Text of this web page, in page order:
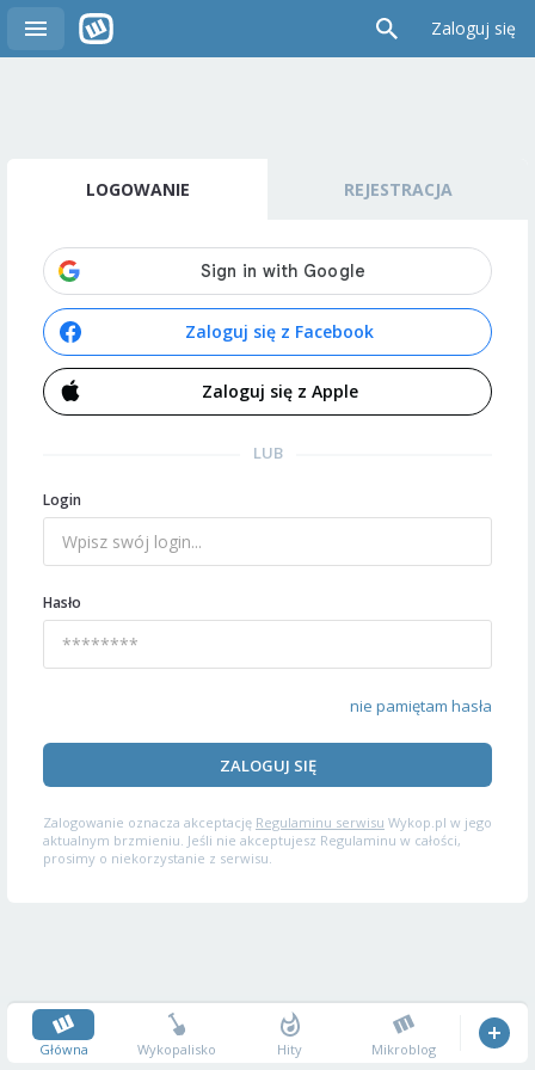
Zaloguj się
LOGOWANIE REJESTRACJA
Zaloguj się z Facebook
Zaloguj się z Apple
LUB
Login
Hasło
nie pamiętam hasła
ZALOGUJ SIĘ
Zalogowanie oznacza akceptację Regulaminu serwisu Wykop.pl w jego
aktualnym brzmieniu. Jeśli nie akceptujesz Regulaminu w całości,
prosimy o niekorzystanie z serwisu.
Główna Wykopalisko Hity Mikroblog